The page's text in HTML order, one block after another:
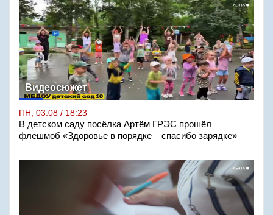
Видеосюжет
ПН, 03.08 / 18:23
В детском саду посёлка Артём ГРЭС прошёл
флешмоб «Здоровье в порядке – спасибо зарядке»